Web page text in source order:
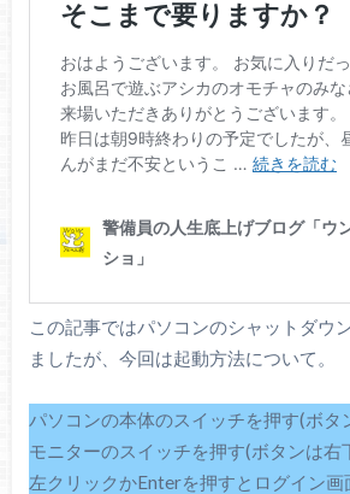
この記事ではパソコンのシャットダウ
ましたが、今回は起動方法について。
パソコンの本体のスイッチを押す(ボタ
モニターのスイッチを押す(ボタンは右
左クリックかEnterを押すとログイン画